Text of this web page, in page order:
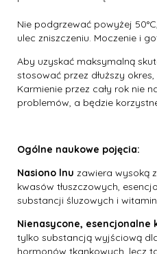
Nie podgrzewać powyżej
ulec zniszczeniu. Moczenie i
Aby uzyskać maksymalną
stosować przez dłuższy
Karmienie przez cały rok nie
problemów, a będzie
Ogólne naukowe pojęcia:
Nasiono lnu zawiera wysoką
kwasów tłuszczowych,
substancji śluzowych i
Nienasycone, esencjonalne
tylko substancją wyjściową
hormonów tkankowych, lecz